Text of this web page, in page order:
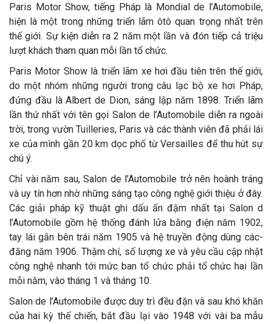
Paris Motor Show, tiếng Pháp là Mondial de l’Automobile,
hiện là một trong những triển lãm ôtô quan trọng nhất trên
thế giới. Sự kiện diễn ra 2 năm một lần và đón tiếp cả triệu
lượt khách tham quan mỗi lần tổ chức.
Paris Motor Show là triển lãm xe hơi đầu tiên trên thế giới,
do một nhóm những người trong câu lạc bộ xe hơi Pháp,
đứng đầu là Albert de Dion, sáng lập năm 1898. Triển lãm
lần thứ nhất với tên gọi Salon de l’Automobile diễn ra ngoài
trời, trong vườn Tuilleries, Paris và các thành viên đã phải lái
xe của mình gần 20 km dọc phố từ Versailles để thu hút sự
chú ý.
Chỉ vài năm sau, Salon de l’Automobile trở nên hoành tráng
và uy tín hơn nhờ những sáng tạo công nghệ giới thiệu ở đây.
Các giải pháp kỹ thuật ghi dấu ấn đậm nhất tại Salon d
l’Automobile gồm hệ thống đánh lửa bằng điện năm 1902,
tay lái gắn bên trái năm 1905 và hệ truyền động dùng các-
đăng năm 1906. Thậm chí, số lượng xe và yêu cầu cập nhật
công nghệ nhanh tới mức ban tổ chức phải tổ chức hai lần
mỗi năm, vào tháng 1 và tháng 10.
Salon de l’Automobile được duy trì đều đặn và sau khó khăn
của hai kỳ thế chiến, bắt đầu lại vào 1948 với vài ba mẫu